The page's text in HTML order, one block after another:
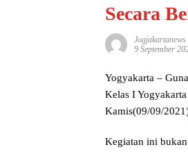
Secara
Jogjakartanews
9 September
Yogyakarta –
Kelas I
Kamis(09/09/
Kegiatan ini